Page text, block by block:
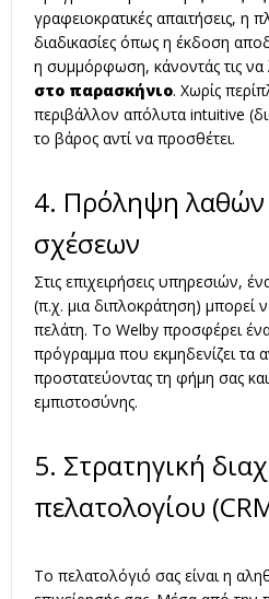
γραφειοκρατικές απαιτήσεις, η
διαδικασίες όπως η έκδοση
η συμμόρφωση, κάνοντάς τις να
στο παρασκήνιο. Χωρίς
περιβάλλον απόλυτα intuitive
το βάρος αντί να προσθέτει.
4. Πρόληψη
σχέσεων
Στις επιχειρήσεις υπηρεσιών,
(π.χ. μια διπλοκράτηση) μπορεί
πελάτη. Το Welby προσφέρει
πρόγραμμα που εκμηδενίζει τα
προστατεύοντας τη φήμη σας και
εμπιστοσύνης.
5. Στρατηγική
πελατολογίου
Το πελατολόγιό σας είναι η